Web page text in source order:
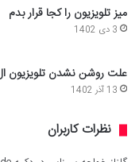
میز تلویزیون را کجا قرار بدم
3 دی 1402
علت روشن نشدن تلویزیون
13 آذر 1402
نظرات کاربران